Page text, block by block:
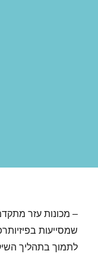
– מכונות עזר
שמסייעות
לתמוך בתהליך